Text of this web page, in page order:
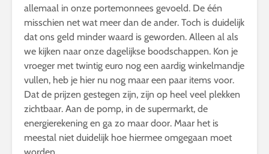
allemaal in onze portemonnees gevoeld. De één
misschien net wat meer dan de ander. Toch is duidelijk
dat ons geld minder waard is geworden. Alleen al als
we kijken naar onze dagelijkse boodschappen. Kon je
vroeger met twintig euro nog een aardig winkelmandje
vullen, heb je hier nu nog maar een paar items voor.
Dat de prijzen gestegen zijn, zijn op heel veel plekken
zichtbaar. Aan de pomp, in de supermarkt, de
energierekening en ga zo maar door. Maar het is
meestal niet duidelijk hoe hiermee omgegaan moet